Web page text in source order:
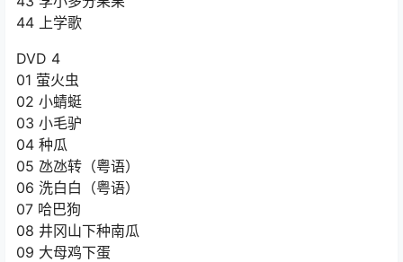
44 上学歌
DVD 4
01 萤火虫
02 小蜻蜓
03 小毛驴
04 种瓜
05 氹氹转（粤语）
06 洗白白（粤语）
07 哈巴狗
08 井冈山下种南瓜
09 大母鸡下蛋